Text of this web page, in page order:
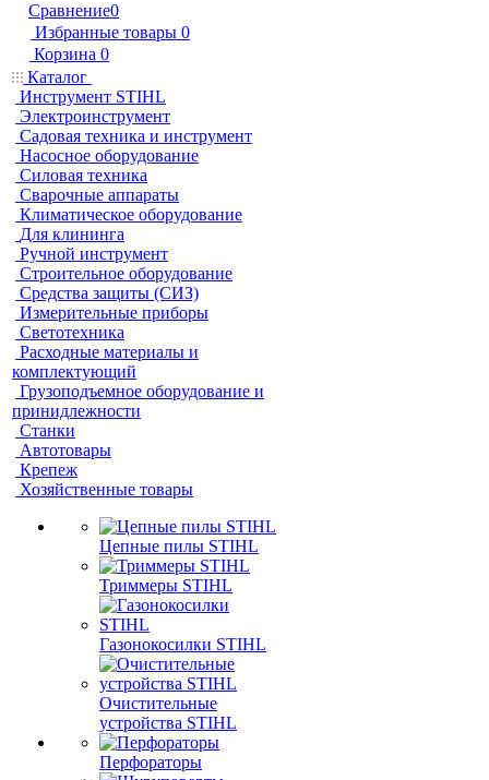
Сравнение0
Избранные товары 0
Корзина 0
Каталог
Инструмент STIHL
Электроинструмент
Садовая техника и инструмент
Насосное оборудование
Силовая техника
Сварочные аппараты
Климатическое оборудование
Для клининга
Ручной инструмент
Строительное оборудование
Средства защиты (СИЗ)
Измерительные приборы
Светотехника
Расходные материалы и
комплектующий
Грузоподъемное оборудование и
принидлежности
Станки
Автотовары
Крепеж
Хозяйственные товары
Цепные пилы STIHL
Триммеры STIHL
Газонокосилки STIHL
Очистительные
устройства STIHL
Перфораторы